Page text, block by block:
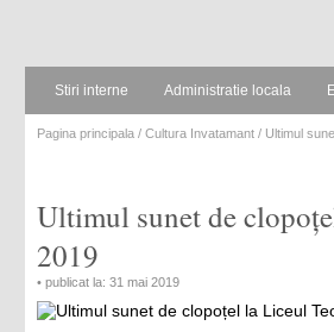
Stiri interne Administratie locala
Pagina principala / Cultura Invatamant / Ultimul
Ultimul sunet de
2019
• publicat la: 31 mai 2019